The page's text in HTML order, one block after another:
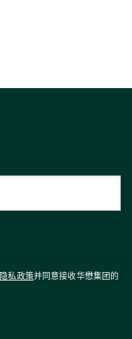
隐私政策并同意接收华懋集团的